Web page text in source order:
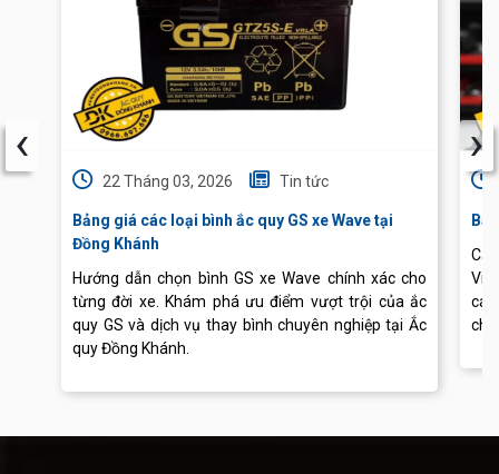
22 Tháng 03, 2026 Tin tức
Bảng giá các loại bình ắc quy GS xe Wave tại
Đồng Khánh
Hướng dẫn chọn bình GS xe Wave chính xác cho
từng đời xe. Khám phá ưu điểm vượt trội của ắc
quy GS và dịch vụ thay bình chuyên nghiệp tại Ắc
quy Đồng Khánh.
‹ ›